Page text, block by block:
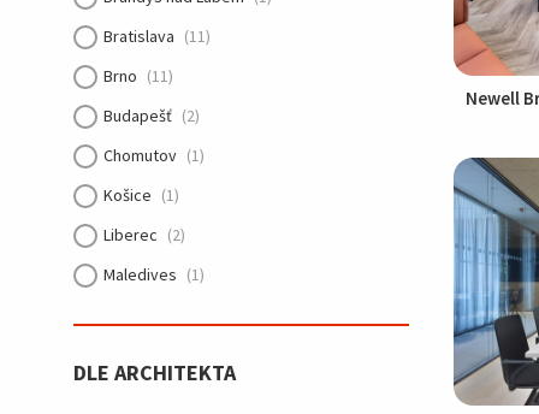
Bratislava (11)
Brno (11)
Budapešť (2)
Chomutov (1)
Košice (1)
Liberec (2)
Maledives (1)
DLE ARCHITEKTA
Newell